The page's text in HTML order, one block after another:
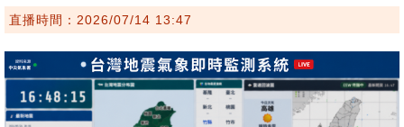
直播時間：2026/07/14 13:47